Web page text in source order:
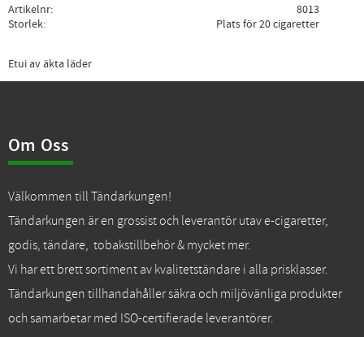
Artikelnr
8013
Storlek
Plats för 20 cigaretter
Etui av äkta läder
Om Oss
Välkommen till Tändarkungen!
Tändarkungen är en grossist och leverantör utav e-cigaretter,
godis, tändare, tobakstillbehör & mycket mer.
Vi har ett brett sortiment av kvalitetständare i alla prisklasser.
Tändarkungen tillhandahåller säkra och miljövänliga produkter
och samarbetar med ISO-certifierade leverantörer.